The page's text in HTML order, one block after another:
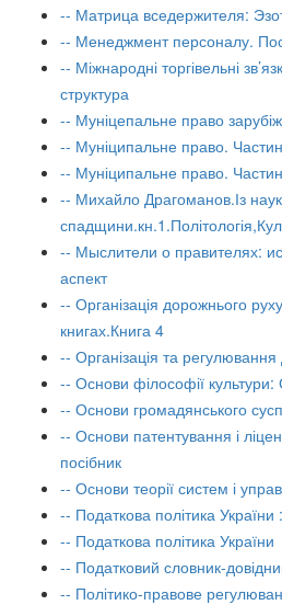
-- Матрица вседержителя:
-- Менеджмент персоналу.
-- Міжнародні торгівельні
структура
-- Муніцепальне право
-- Муніципальне право.
-- Муніципальне право.
-- Михайло Драгоманов.Із
-- Мыслители о правителях:
аспект
-- Організація дорожнього
книгах.Книга 4
-- Організація та
-- Основи філософії культури:
-- Основи громадянського
-- Основи патентування і
посібник
-- Основи теорії систем і
-- Податкова політика України
-- Податкова політика України
-- Податковий словник-
-- Політико-правове